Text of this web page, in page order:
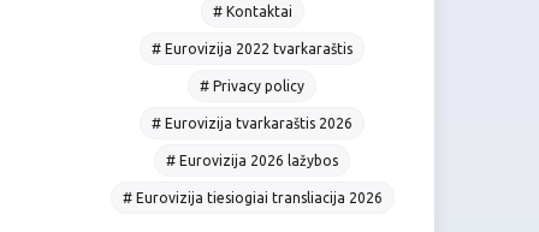
# Kontaktai
# Eurovizija 2022 tvarkaraštis
# Privacy policy
# Eurovizija tvarkaraštis 2026
# Eurovizija 2026 lažybos
# Eurovizija tiesiogiai transliacija 2026